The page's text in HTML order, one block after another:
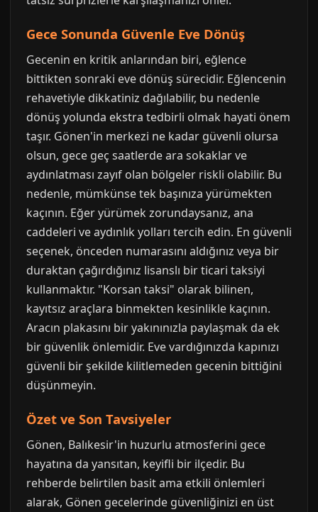
Gece Sonunda Güvenle Eve Dönüş
Gecenin en kritik anlarından biri, eğlence
bittikten sonraki eve dönüş sürecidir. Eğlencenin
rehavetiyle dikkatiniz dağılabilir, bu nedenle
dönüş yolunda ekstra tedbirli olmak hayati önem
taşır. Gönen'in merkezi ne kadar güvenli olursa
olsun, gece geç saatlerde ara sokaklar ve
aydınlatması zayıf olan bölgeler riskli olabilir. Bu
nedenle, mümkünse tek başınıza yürümekten
kaçının. Eğer yürümek zorundaysanız, ana
caddeleri ve aydınlık yolları tercih edin. En güvenli
seçenek, önceden numarasını aldığınız veya bir
duraktan çağırdığınız lisanslı bir ticari taksiyi
kullanmaktır. "Korsan taksi" olarak bilinen,
kayıtsız araçlara binmekten kesinlikle kaçının.
Aracın plakasını bir yakınınızla paylaşmak da ek
bir güvenlik önlemidir. Eve vardığınızda kapınızı
güvenli bir şekilde kilitlemeden gecenin bittiğini
düşünmeyin.
Özet ve Son Tavsiyeler
Gönen, Balıkesir'in huzurlu atmosferini gece
hayatına da yansıtan, keyifli bir ilçedir. Bu
rehberde belirtilen basit ama etkili önlemleri
alarak, Gönen gecelerinde güvenliğinizi en üst